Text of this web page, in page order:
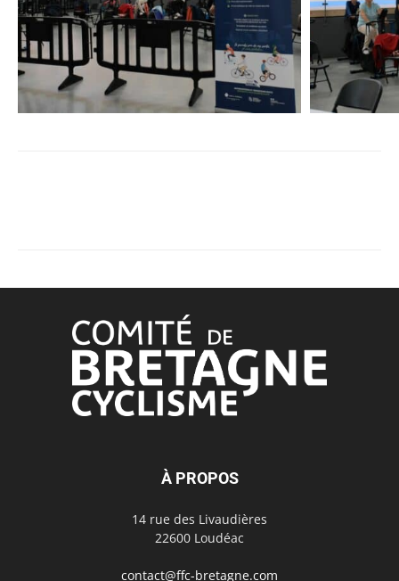
À PROPOS
14 rue des Livaudières
22600 Loudéac
contact@ffc-bretagne.com